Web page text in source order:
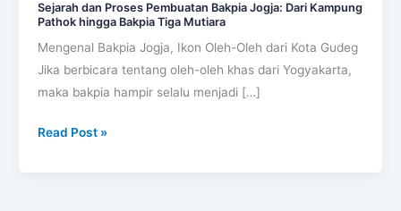
Sejarah dan Proses Pembuatan Bakpia Jogja: Dari Kampung
Pathok hingga Bakpia Tiga Mutiara
Mengenal Bakpia Jogja, Ikon Oleh-Oleh dari Kota Gudeg
Jika berbicara tentang oleh-oleh khas dari Yogyakarta,
maka bakpia hampir selalu menjadi […]
Read Post »